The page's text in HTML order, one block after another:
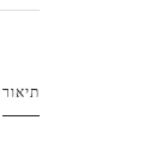
תיאור